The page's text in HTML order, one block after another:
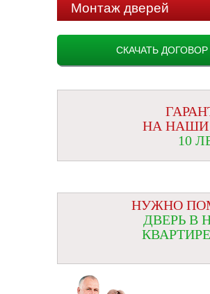
Монтаж дверей
СКАЧАТЬ ДОГОВОР
НА НАШИ
10
НУЖНО
ДВЕРЬ В
КВАРТИРЕ